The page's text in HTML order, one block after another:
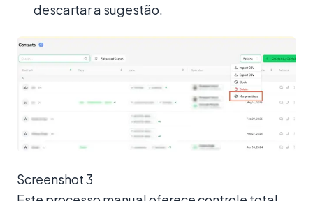
descartar a sugestão.
Screenshot 3